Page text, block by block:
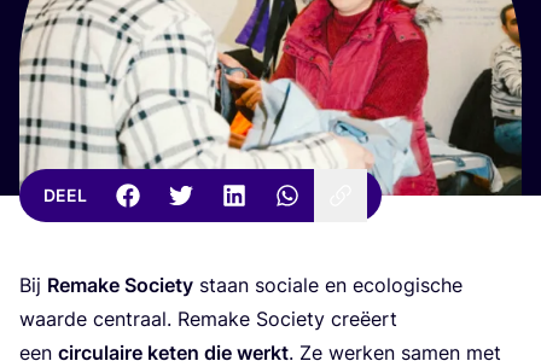
DEEL
Bij Rema­ke Soci­e­ty staan soci­a­le en eco­lo­gi­sche
waar­de cen­traal. Rema­ke Soci­e­ty cre­ëert
een cir­cu­lai­re keten die werkt. Ze wer­ken samen met